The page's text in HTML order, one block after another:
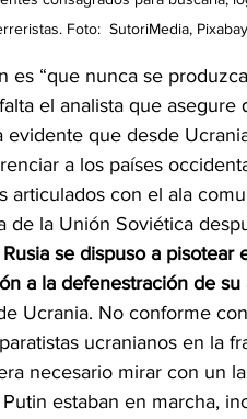
Foto:  SutoriMedia, Pixabay
es “que nunca se
el analista que
evidente que desde
a los países
articulados con el ala
de la Unión Soviética
Rusia se dispuso a
a la defenestración de
Ucrania. No conforme
ucranianos en la
necesario mirar con un
estaban en marcha,